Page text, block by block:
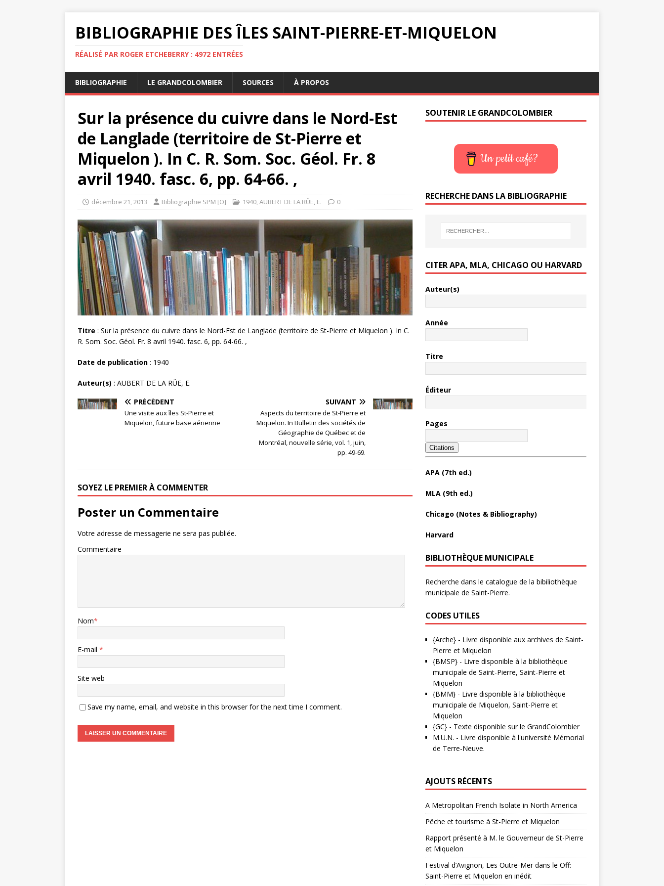
BIBLIOGRAPHIE DES ÎLES SAINT-PIERRE-ET-MIQUELON
RÉALISÉ PAR ROGER ETCHEBERRY : 4972 ENTRÉES
BIBLIOGRAPHIE LE GRANDCOLOMBIER SOURCES À PROPOS
Sur la présence du cuivre dans le Nord-Est
de Langlade (territoire de St-Pierre et
Miquelon ). In C. R. Som. Soc. Géol. Fr. 8
avril 1940. fasc. 6, pp. 64-66. ,
décembre 21, 2013 Bibliographie SPM [O] 1940,AUBERT DE LA RÜE, E. 0
Titre : Sur la présence du cuivre dans le Nord-Est de Langlade (territoire de St-Pierre et Miquelon ). In C.
R. Som. Soc. Géol. Fr. 8 avril 1940. fasc. 6, pp. 64-66. ,
Date de publication : 1940
Auteur(s) : AUBERT DE LA RÜE, E.
PRÉCÉDENT
Une visite aux îles St-Pierre et
Miquelon, future base aérienne
SUIVANT
Aspects du territoire de St-Pierre et
Miquelon. In Bulletin des sociétés de
Géographie de Québec et de
Montréal, nouvelle série, vol. 1, juin,
pp. 49-69.
SOYEZ LE PREMIER À COMMENTER
Poster un Commentaire
Votre adresse de messagerie ne sera pas publiée.
Commentaire
Nom*
E-mail *
Site web
Save my name, email, and website in this browser for the next time I comment.
SOUTENIR LE GRANDCOLOMBIER
Un petit café?
RECHERCHE DANS LA BIBLIOGRAPHIE
CITER APA, MLA, CHICAGO OU HARVARD
Auteur(s)
Année
Titre
Éditeur
Pages
Citations
APA (7th ed.)
MLA (9th ed.)
Chicago (Notes & Bibliography)
Harvard
BIBLIOTHÈQUE MUNICIPALE
Recherche dans le catalogue de la bibiliothèque
municipale de Saint-Pierre.
CODES UTILES
{Arche}- Livre disponible aux archives de Saint-
Pierre et Miquelon
{BMSP}- Livre disponible à la bibliothèque
municipale de Saint-Pierre, Saint-Pierre et
Miquelon
{BMM}- Livre disponible à la bibliothèque
municipale de Miquelon, Saint-Pierre et
Miquelon
{GC}- Texte disponible sur le GrandColombier
M.U.N. - Livre disponible à l'université Mémorial
de Terre-Neuve.
AJOUTS RÉCENTS
A Metropolitan French Isolate in North America
Pêche et tourisme à St-Pierre et Miquelon
Rapport présenté à M. le Gouverneur de St-Pierre
et Miquelon
Festival d’Avignon, Les Outre-Mer dans le Off:
Saint-Pierre et Miquelon en inédit